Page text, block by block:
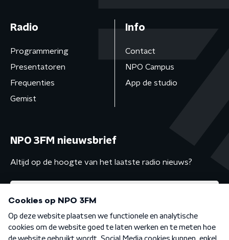
Radio
Programmering
Presentatoren
Frequenties
Gemist
Info
Contact
NPO Campus
App de studio
NPO 3FM nieuwsbrief
Altijd op de hoogte van het laatste radio nieuws?